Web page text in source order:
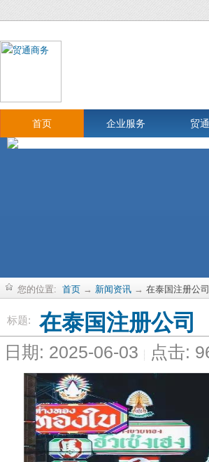
首页 企业服务 贸
您的位置: 首页 → 新闻资讯 → 在泰国注册公司
标题: 在泰国注册公司
日期: 2025-06-03 点击: